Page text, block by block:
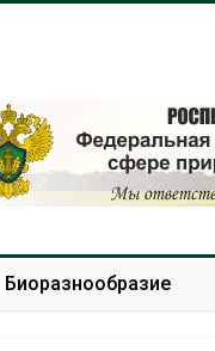
Биоразнообразие